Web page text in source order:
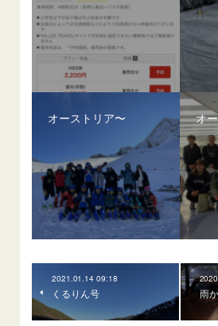
オーストリア〜 オ
2021.01.14 09:18
くるりん号 雨